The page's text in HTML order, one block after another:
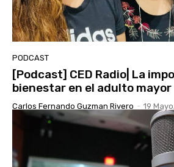
PODCAST
[Podcast] CED Radio| La
bienestar en el adulto mayor
Carlos Fernando Guzman Rivero - 19